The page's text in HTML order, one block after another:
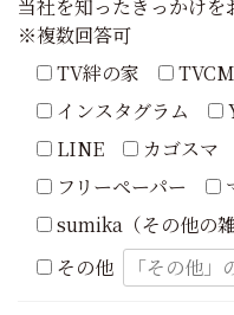
当社を知ったきっかけを
※複数回答可
TV絆の家 TVCM
インスタグラム
LINE
カゴスマ
フリーペーパー
sumika（その他の雑
その他